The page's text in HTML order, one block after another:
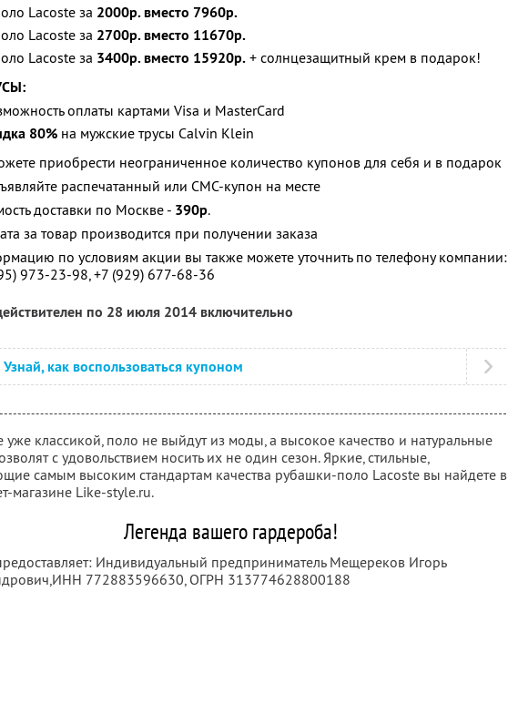
Lacoste за 2000р. вместо 7960р.
Lacoste за 2700р. вместо 11670р.
Lacoste за 3400р. вместо 15920р. + солнцезащитный крем в подарок!
оплаты картами Visa и MasterCard
80% на мужские трусы Calvin Klein
приобрести неограниченное количество купонов для себя и в подарок
распечатанный или СМС-купон на месте
доставки по Москве - 390р.
за товар производится при получении заказа
по условиям акции вы также можете уточнить по телефону компании:
973-23-98, +7 (929) 677-68-36
по 28 июля 2014 включительно
Узнай, как воспользоваться купоном
уже классикой, поло не выйдут из моды, а высокое качество и натуральные
с удовольствием носить их не один сезон. Яркие, стильные,
самым высоким стандартам качества рубашки-поло Lacoste вы найдете в
магазине Like-style.ru.
Легенда вашего гардероба!
Индивидуальный предприниматель Мещереков Игорь
ИНН 772883596630, ОГРН 313774628800188